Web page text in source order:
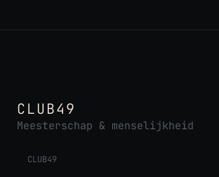
CLUB49
Meesterschap & menselijkheid
CLUB49